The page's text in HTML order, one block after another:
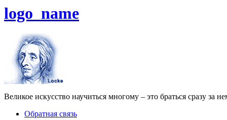
logo_name
Великое искусство научиться многому – это браться сразу за
Обратная связь